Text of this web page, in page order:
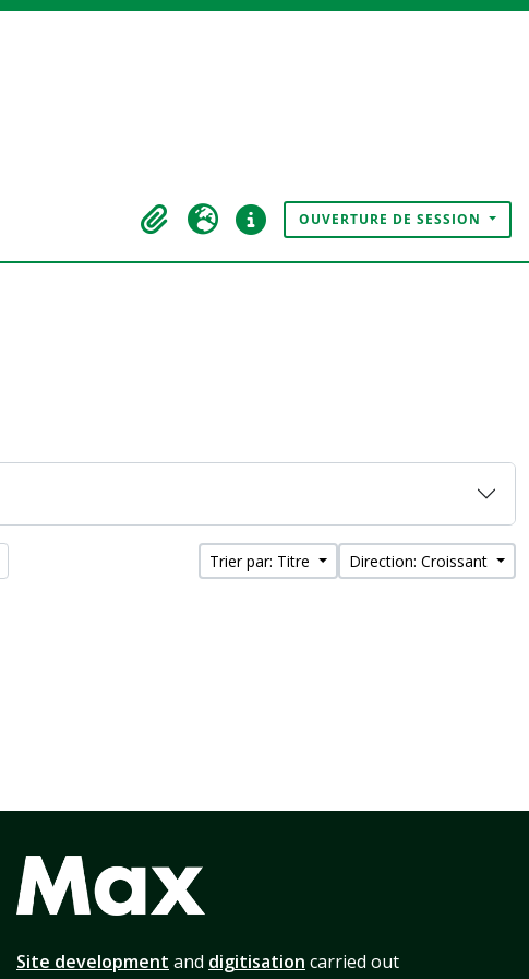
Presse-papier
LangueLiens rapidesOUVERTURE DE SESSION
Trier par: Titre Direction: Croissant
Site development and digitisation carried out